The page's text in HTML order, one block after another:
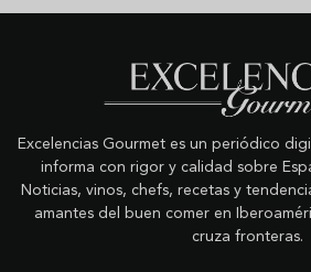
Excelencias Gourmet es un periódico
informa con rigor y calidad sobre
Noticias, vinos, chefs, recetas y
amantes del buen comer en
cruza fronteras.